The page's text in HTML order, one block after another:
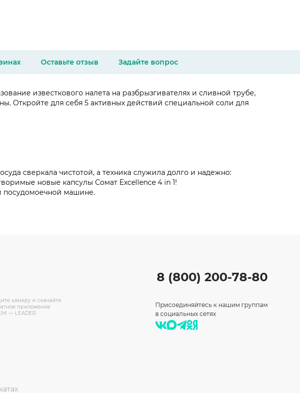
Оставьте отзыв Задайте вопрос
известкового налета на разбрызгивателях и сливной трубе,
Откройте для себя 5 активных действий специальной соли для
сверкала чистотой, а техника служила долго и надежно:
новые капсулы Сомат Excellence 4 in 1!
посудомоечной машине.
камеру и скачайте
приложение
— LEADER
8 (800) 200-78-80
Присоединяйтесь к нашим группам
в социальных сетях